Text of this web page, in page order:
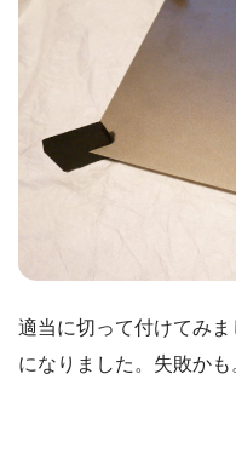
適当に切って付けてみ
になりました。失敗かも